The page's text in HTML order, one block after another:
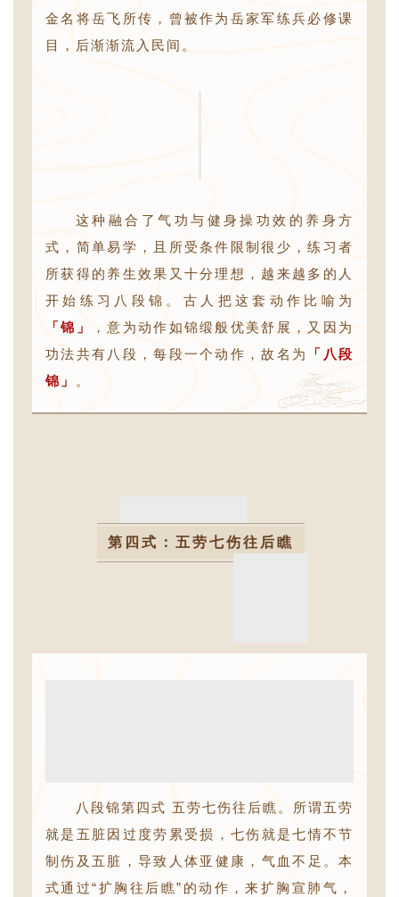
金名将岳飞所传，曾被作为岳家军练兵必修课
目，后渐渐流入民间。
这种融合了气功与健身操功效的养身方
式，简单易学，且所受条件限制很少，练习者
所获得的养生效果又十分理想，越来越多的人
开始练习八段锦。古人把这套动作比喻为
「锦」
，意为动作如锦缎般优美舒展，又因为
功法共有八段，每段一个动作，故名为
「八段
锦」
。
第四式：五劳七伤往后瞧
八段锦第四式 五劳七伤往后瞧。所谓五劳
就是五脏因过度劳累受损，七伤就是七情不节
制伤及五脏，导致人体亚健康，气血不足。本
式通过“扩胸往后瞧”的动作，来扩胸宣肺气，